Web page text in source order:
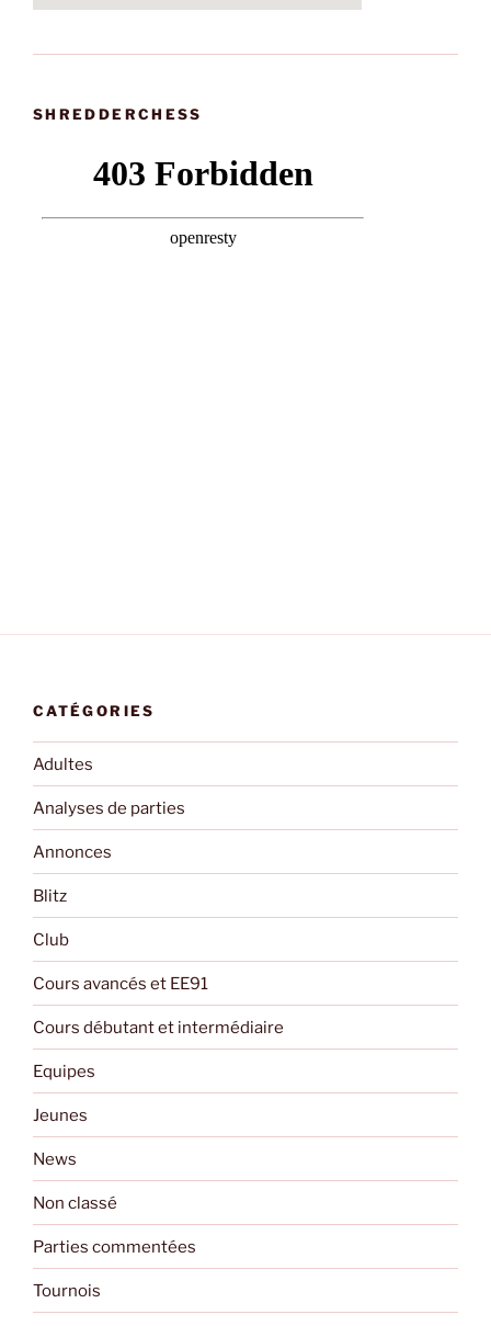
SHREDDERCHESS
CATÉGORIES
Adultes
Analyses de parties
Annonces
Blitz
Club
Cours avancés et EE91
Cours débutant et intermédiaire
Equipes
Jeunes
News
Non classé
Parties commentées
Tournois